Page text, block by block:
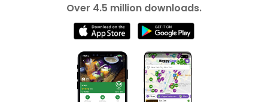
Over 4.5 million downloads.